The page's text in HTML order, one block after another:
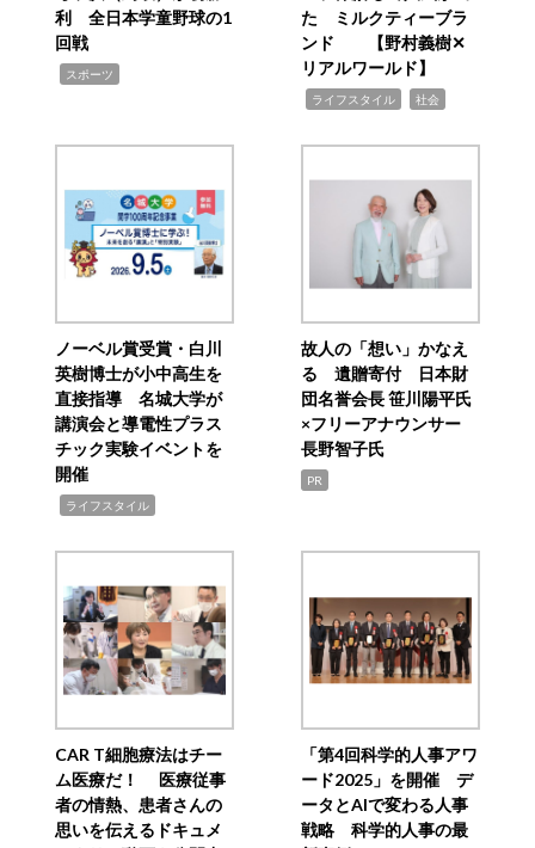
利 全日本学童野球の1
回戦
スポーツ
た ミルクティーブラ
ンド 【野村義樹✕
リアルワールド】
ライフスタイル 社会
ノーベル賞受賞・白川
英樹博士が小中高生を
直接指導 名城大学が
講演会と導電性プラス
チック実験イベントを
開催
ライフスタイル
故人の「想い」かなえ
る 遺贈寄付 日本財
団名誉会長 笹川陽平氏
×フリーアナウンサー
長野智子氏
PR
CAR T細胞療法はチー
ム医療だ！ 医療従事
者の情熱、患者さんの
思いを伝えるドキュメ
「第4回科学的人事アワ
ード2025」を開催 デ
ータとAIで変わる人事
戦略 科学的人事の最